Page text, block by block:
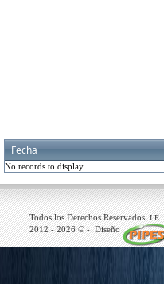
Fecha
No records to display.
Todos los Derechos ReservadosI.E.
2012 -2026© - Diseño